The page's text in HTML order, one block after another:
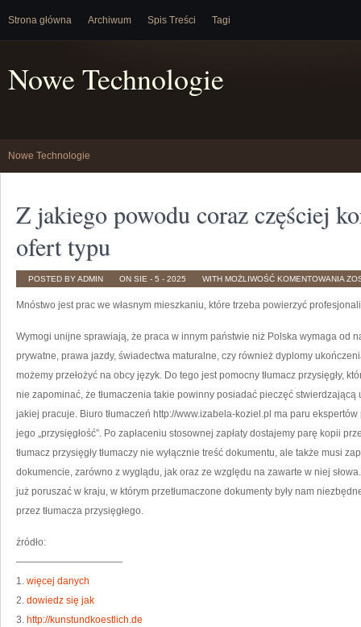
Strona główna Archiwum Spis Treści Tagi
Nowe Technologie
Nowe Technologie
Z jakiego powodu coraz częściej
ofert typu
POSTED BY ADMIN ON SIE - 5 - 2025 WITH MOŻLIWOŚĆ KOMENTOWANIA Z
Z
Mnóstwo jest prac we własnym mieszkaniu, które trzeba powierzyć
Wymogi unijne sprawiają, że praca w innym państwie niż Polska wymaga od
prywatne, prawa jazdy, świadectwa maturalne, czy również dyplomy
możemy przełożyć na obcy język. Do tego jest pomocny tłumacz przysięgły,
nie zapominać, że tłumaczenia takie powinny posiadać pieczęć
jakiej pracuje. Biuro tłumaczeń http://www.izabela-koziel.pl ma paru
jego „przysięgłość”. Po zapłaceniu stosownej zapłaty dostajemy parę kopii
tłumacz przysięgły tłumaczy nie wyłącznie treść dokumentu, ale także musi
dokumencie, zarówno z wyglądu, jak oraz ze względu na zawarte w niej
już poruszać w kraju, w którym przetłumaczone dokumenty były nam
przez tłumacza przysięgłego.
źródło:
———————————
1. więcej danych
2. dowiedz się jak
3. http://kunstundkoestlich.de